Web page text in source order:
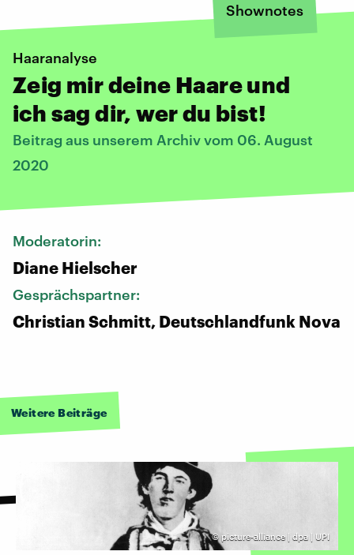
Shownotes
Haaranalyse
Zeig mir deine Haare und
ich sag dir, wer du bist!
Beitrag aus unserem Archiv vom 06. August
2020
Moderatorin:
Diane Hielscher
Gesprächspartner:
Christian Schmitt, Deutschlandfunk Nova
Weitere Beiträge
© picture-alliance | dpa | UPI